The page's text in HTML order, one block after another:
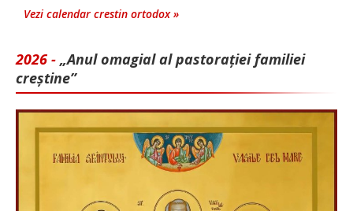
Vezi calendar crestin ortodox »
2026 - „Anul omagial al pastorației familiei
creștine”